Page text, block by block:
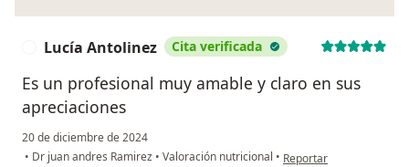
Lucía Antolinez Cita verificada
Es un profesional muy amable y claro en sus
apreciaciones
20 de diciembre de 2024
• Dr juan andres Ramirez • Valoración nutricional • en opinión del usuario
Reportar